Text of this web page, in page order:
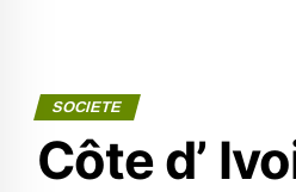
SOCIETE
Côte d’